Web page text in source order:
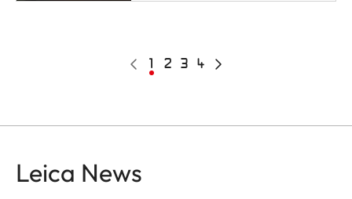
Pagination
Vorherige
Seite
Aktuelle
Seite
1 Page
2 Page
3 Page
4
Nächste
Leica News